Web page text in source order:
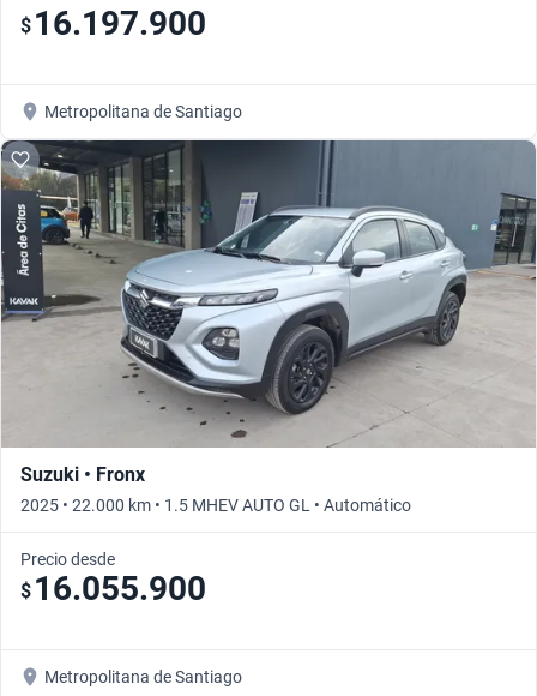
$ 16.197.900
Metropolitana de Santiago
Suzuki • Fronx
2025 • 22.000 km • 1.5 MHEV AUTO GL • Automático
Precio desde
$ 16.055.900
Metropolitana de Santiago